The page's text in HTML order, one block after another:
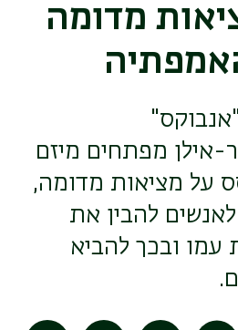
מדומה
אילן מפתחים מיזם
על מציאות מדומה,
להבין את
עמו ובכך להביא